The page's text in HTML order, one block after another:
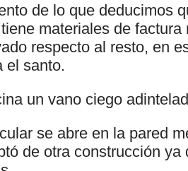
de lo que deducimos
materiales de
respecto al resto, en
el santo.
un vano ciego
se abre en la pared
de otra construcción